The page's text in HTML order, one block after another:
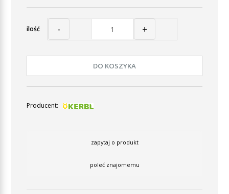
Jeżeli
ilość - +
DO KOSZYKA
Producent:
zapytaj o produkt
poleć znajomemu